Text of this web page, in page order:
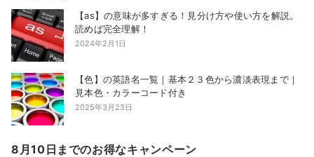
【as】の意味が多すぎる！見分け方や使い方を解説。
読めば完全理解！
2024年2月1日
【色】の英語名一覧｜基本２３色から濃淡表現まで｜
見本色・カラーコード付き
2025年3月23日
8月10日までのお得なキャンペーン